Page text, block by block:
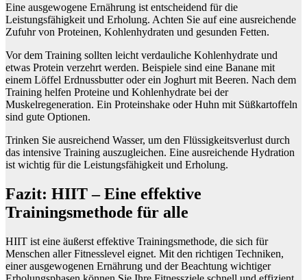
Eine ausgewogene Ernährung ist entscheidend für die
Leistungsfähigkeit und Erholung. Achten Sie auf eine ausreichende
Zufuhr von Proteinen, Kohlenhydraten und gesunden Fetten.
Vor dem Training sollten leicht verdauliche Kohlenhydrate und
etwas Protein verzehrt werden. Beispiele sind eine Banane mit
einem Löffel Erdnussbutter oder ein Joghurt mit Beeren. Nach dem
Training helfen Proteine und Kohlenhydrate bei der
Muskelregeneration. Ein Proteinshake oder Huhn mit Süßkartoffeln
sind gute Optionen.
Trinken Sie ausreichend Wasser, um den Flüssigkeitsverlust durch
das intensive Training auszugleichen. Eine ausreichende Hydration
ist wichtig für die Leistungsfähigkeit und Erholung.
Fazit: HIIT – Eine effektive
Trainingsmethode für alle
HIIT ist eine äußerst effektive Trainingsmethode, die sich für
Menschen aller Fitnesslevel eignet. Mit den richtigen Techniken,
einer ausgewogenen Ernährung und der Beachtung wichtiger